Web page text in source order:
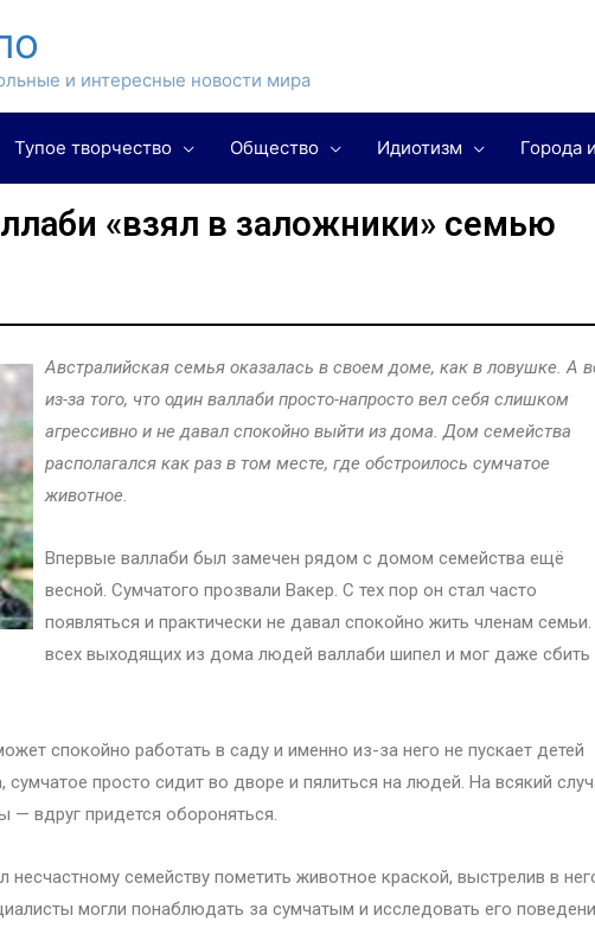
и интересные новости мира
Тупое творчество Общество Идиотизм Города
«взял в заложники» семью
Австралийская семья оказалась в своем доме, как в ловушке. А
из-за того, что один валлаби просто-напросто вел себя слишком
агрессивно и не давал спокойно выйти из дома. Дом семейства
располагался как раз в том месте, где обстроилось сумчатое
животное.
Впервые валлаби был замечен рядом с домом семейства ещё
весной. Сумчатого прозвали Вакер. С тех пор он стал часто
появляться и практически не давал спокойно жить членам
всех выходящих из дома людей валлаби шипел и мог даже сбить
спокойно работать в саду и именно из-за него не пускает детей
просто сидит во дворе и пялиться на людей. На всякий
вдруг придется обороняться.
семейству пометить животное краской, выстрелив в
могли понаблюдать за сумчатым и исследовать его